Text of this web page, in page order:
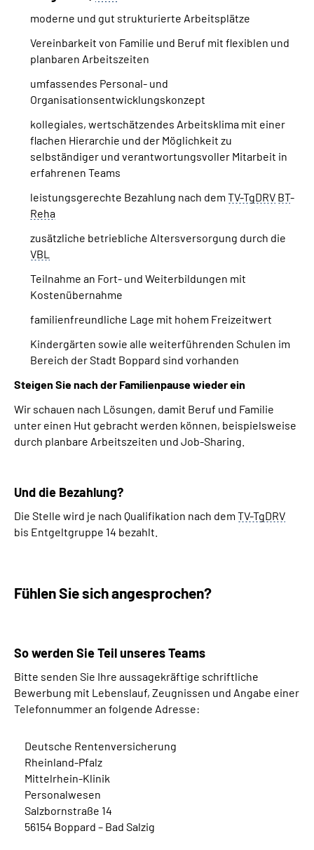
moderne und gut strukturierte Arbeitsplätze
Vereinbarkeit von Familie und Beruf mit flexiblen und
planbaren Arbeitszeiten
umfassendes Personal- und
Organisationsentwicklungskonzept
kollegiales, wertschätzendes Arbeitsklima mit einer
flachen Hierarchie und der Möglichkeit zu
selbständiger und verantwortungsvoller Mitarbeit in
erfahrenen Teams
leistungsgerechte Bezahlung nach dem TV-TgDRV BT-
Reha
zusätzliche betriebliche Altersversorgung durch die
VBL
Teilnahme an Fort- und Weiterbildungen mit
Kostenübernahme
familienfreundliche Lage mit hohem Freizeitwert
Kindergärten sowie alle weiterführenden Schulen im
Bereich der Stadt Boppard sind vorhanden
Steigen Sie nach der Familienpause wieder ein
Wir schauen nach Lösungen, damit Beruf und Familie
unter einen Hut gebracht werden können, beispielsweise
durch planbare Arbeitszeiten und Job-Sharing
Und die Bezahlung?
Die Stelle wird je nach Qualifikation nach dem TV-TgDRV
bis Entgeltgruppe 14 bezahlt.
Fühlen Sie sich angesprochen?
So werden Sie Teil unseresTeams
Bitte senden Sie Ihre aussagekräftige schriftliche
Bewerbung mit Lebenslauf, Zeugnissen und Angabe einer
Telefonnummer an folgende Adresse:
Deutsche Rentenversicherung
Rheinland-Pfalz
Mittelrhein-Klinik
Personalwesen
Salzbornstraße 14
56154 Boppard – Bad Salzig